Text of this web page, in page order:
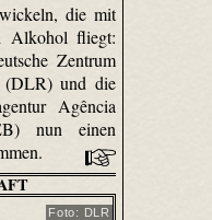
die mit
Alkohol fliegt:
Zentrum
und die
Agência
nun einen
Foto: DLR